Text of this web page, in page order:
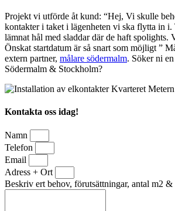
Projekt vi utförde åt kund: “Hej, Vi skulle
kontakter i taket i lägenheten vi ska flytta in i.
lämnat hål med sladdar där de haft spolights.
Önskat startdatum är så snart som möjligt ”
extern partner, målare södermalm. Söker ni
Södermalm & Stockholm?
Kontakta oss idag!
Namn
Telefon
Email
Adress + Ort
Beskriv ert behov, förutsättningar, antal m2 &